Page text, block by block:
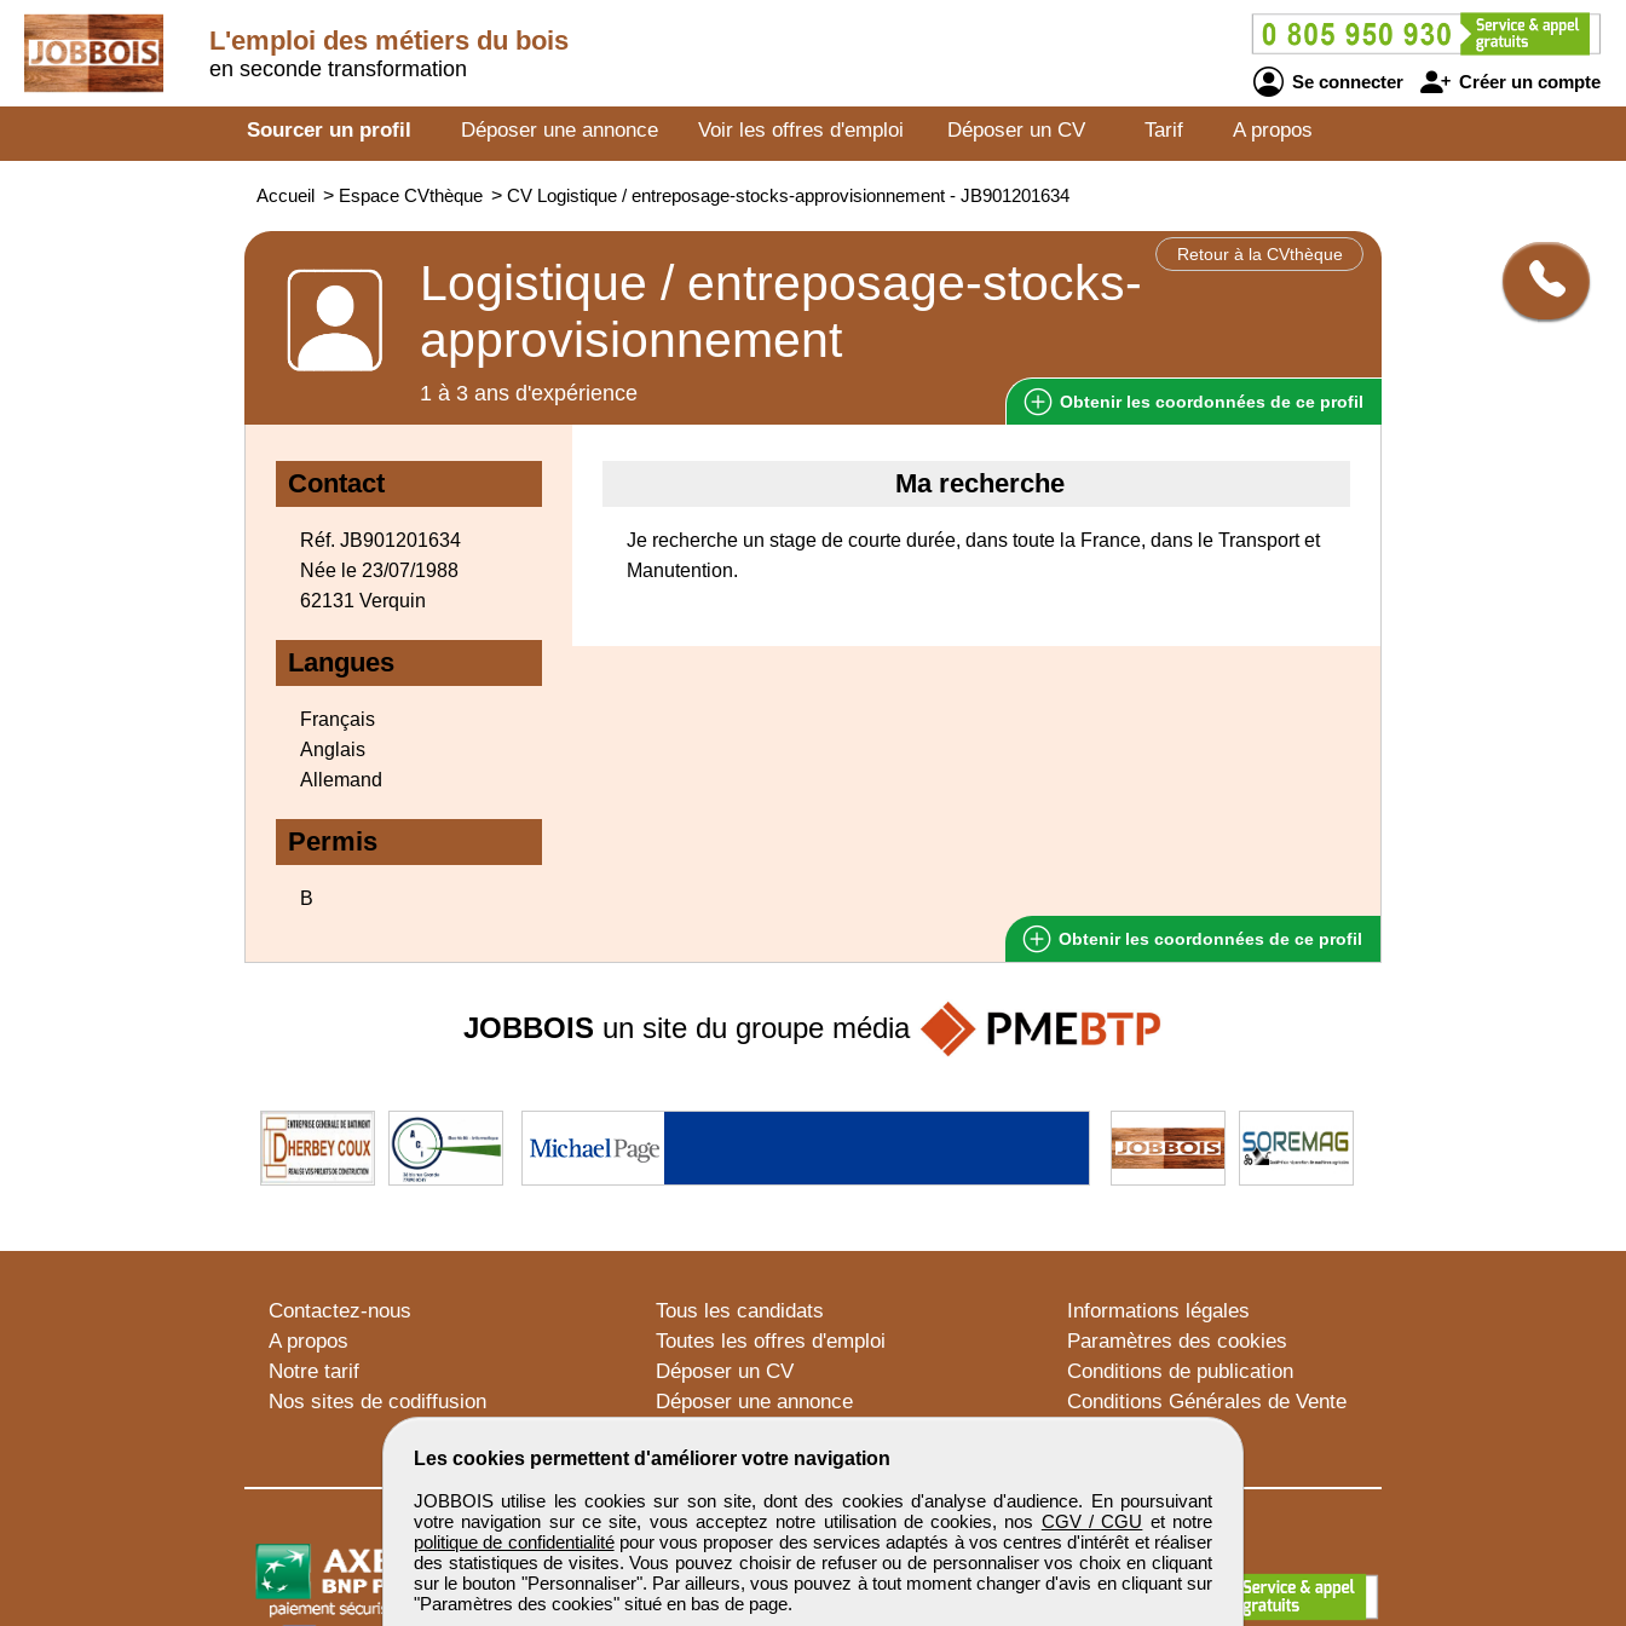
L'emploi des métiers du bois
en seconde transformation
Se connecter Créer un compte
Sourcer un profil Déposer une annonce Voir les offres d'emploi Déposer un CV Tarif A propos
Accueil > Espace CVthèque > CV Logistique / entreposage-stocks-approvisionnement - JB901201634
Retour à la CVthèque
Logistique / entreposage-stocks-
approvisionnement
1 à 3 ans d'expérience Obtenir les coordonnées de ce profil
Contact
Réf. JB901201634
Née le 23/07/1988
62131 Verquin
Langues
Français
Anglais
Allemand
Permis
B
Ma recherche
Je recherche un stage de courte durée, dans toute la France, dans le Transport et
Manutention.
Obtenir les coordonnées de ce profil
Les cookies permettent d'améliorer votre navigation
JOBBOIS utilise les cookies sur son site, dont des cookies d'analyse d'audience. En poursuivant
votre navigation sur ce site, vous acceptez notre utilisation de cookies, nos CGV / CGU et notre
politique de confidentialitépour vous proposer des services adaptés à vos centres d'intérêt et réaliser
des statistiques de visites. Vous pouvez choisir de refuser ou de personnaliser vos choix en cliquant
sur le bouton "Personnaliser". Par ailleurs, vous pouvez à tout moment changer d'avis en cliquant sur
"Paramètres des cookies" situé en bas de page.
JOBBOIS un site du groupe média
Contactez-nous
A propos
Notre tarif
Nos sites de codiffusion
Tous les candidats
Toutes les offres d'emploi
Déposer un CV
Déposer une annonce
Informations légales
Paramètres des cookies
Conditions de publication
Conditions Générales de Vente